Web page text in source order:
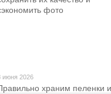
июня 2026
храним пеленки и